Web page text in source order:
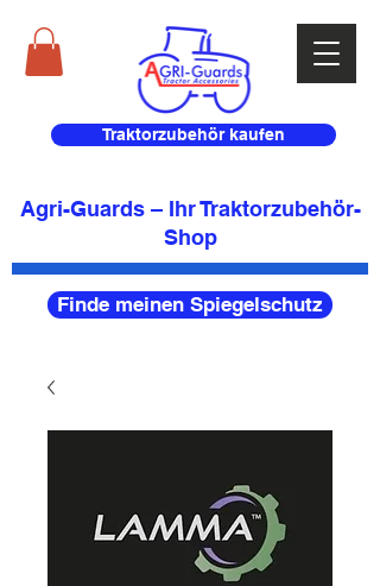
Traktorzubehör kaufen
Agri-Guards – Ihr Traktorzubehör-
Shop
Finde meinen Spiegelschutz